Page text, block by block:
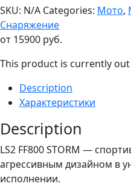
SKU: N/A Categories: Мото,
Снаряжение
от 15900 руб.
This product is currently
Description
Характеристики
Description
LS2 FF800 STORM —
агрессивным дизайном в
исполнении.